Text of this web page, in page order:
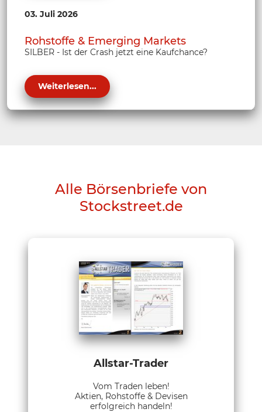
03. Juli 2026
Rohstoffe & Emerging Markets
SILBER - Ist der Crash jetzt eine Kaufchance?
Weiterlesen...
Alle Börsenbriefe von
Stockstreet.de
Allstar-Trader
Vom Traden leben!
Aktien, Rohstoffe & Devisen
erfolgreich handeln!